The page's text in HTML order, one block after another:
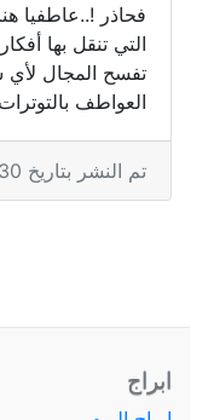
فحاذر !..عاطفيا
التي تنقل بها
تفسح المجال لأي
العواطف
تم النشر بتاريخ 30 يناير، 2019
ابراج